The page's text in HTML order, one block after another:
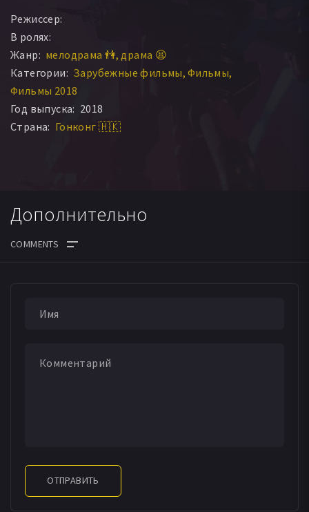
Режиссер:
В ролях:
Жанр: мелодрама 👫 драма 😫
Категории: Зарубежные фильмы Фильмы
Фильмы 2018
Год выпуска: 2018
Страна: Гонконг 🇭🇰
Дополнительно
ОТПРАВИТЬ